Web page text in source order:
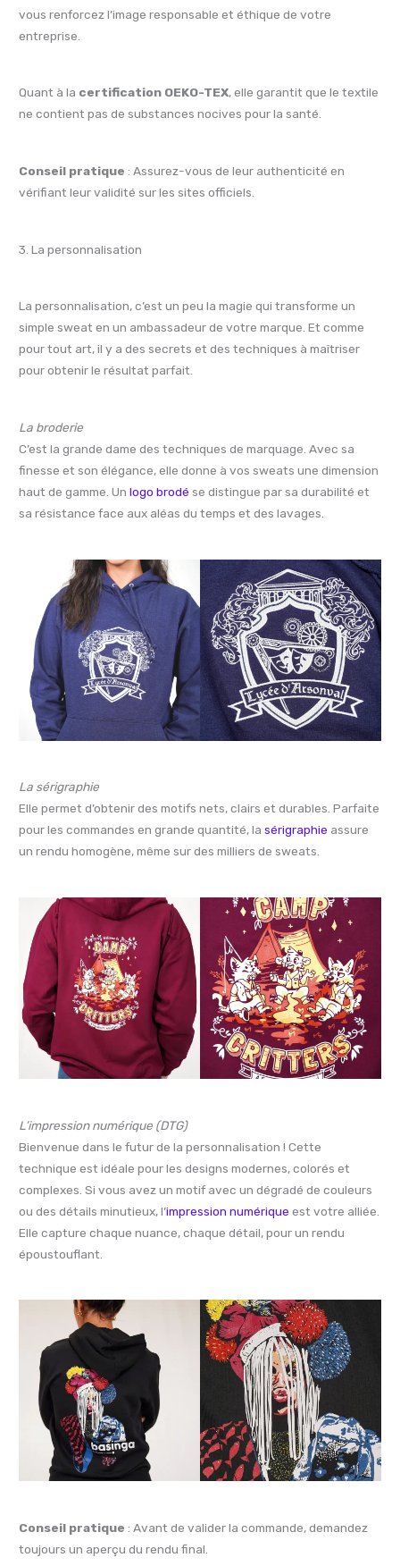
vous renforcez l’image responsable et éthique de votre
entreprise.
Quant à la certification OEKO-TEX, elle garantit que le textile
ne contient pas de substances nocives pour la santé.
Conseil pratique : Assurez-vous de leur authenticité en
vérifiant leur validité sur les sites officiels.
3. La personnalisation
La personnalisation, c’est un peu la magie qui transforme un
simple sweat en un ambassadeur de votre marque. Et comme
pour tout art, il y a des secrets et des techniques à maîtriser
pour obtenir le résultat parfait.
La broderie
C’est la grande dame des techniques de marquage. Avec sa
finesse et son élégance, elle donne à vos sweats une dimension
haut de gamme. Un logo brodé se distingue par sa durabilité et
sa résistance face aux aléas du temps et des lavages.
La sérigraphie
Elle permet d’obtenir des motifs nets, clairs et durables. Parfaite
pour les commandes en grande quantité, lasérigraphie assure
un rendu homogène, même sur des milliers de sweats.
L’impression numérique (DTG)
Bienvenue dans le futur de la personnalisation ! Cette
technique est idéale pour les designs modernes, colorés et
complexes. Si vous avez un motif avec un dégradé de couleurs
ou des détails minutieux, l’impression numérique est votre alliée.
Elle capture chaque nuance, chaque détail, pour un rendu
époustouflant.
Conseil pratique : Avant de valider la commande, demandez
toujours un aperçu du rendu final.